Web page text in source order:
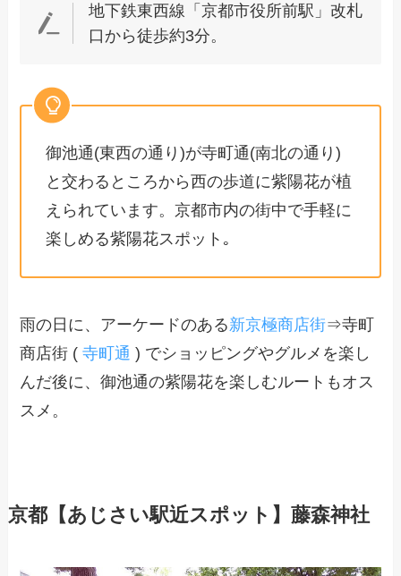
地下鉄東西線「京都市役所前駅」改札
口から徒歩約3分。
御池通(東西の通り)が寺町通(南北の通り)
と交わるところから西の歩道に紫陽花が植
えられています。京都市内の街中で手軽に
楽しめる紫陽花スポット｡
雨の日に、アーケードのある新京極商店街⇒寺町
商店街 (寺町通 ) でショッピングやグルメを楽し
んだ後に、御池通の紫陽花を楽しむルートもオス
スメ。
京都【あじさい駅近スポット】藤森神社